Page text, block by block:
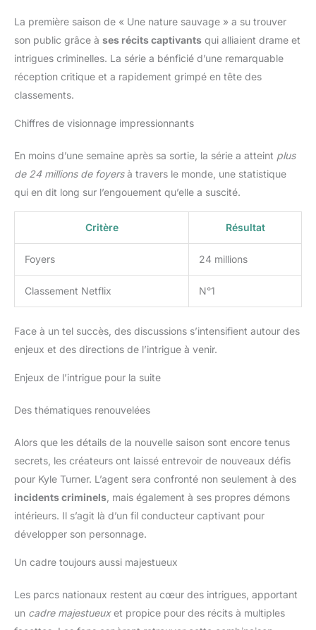
La première saison de « Une nature sauvage » a su trouver
son public grâce à ses récits captivants qui alliaient drame et
intrigues criminelles. La série a bénficié d’une remarquable
réception critique et a rapidement grimpé en tête des
classements.
Chiffres de visionnage impressionnants
En moins d’une semaine après sa sortie, la série a atteint plus
de 24 millions de foyersà travers le monde, une statistique
qui en dit long sur l’engouement qu’elle a suscité.
Critère Résultat
Foyers 24 millions
Classement Netflix N°1
Face à un tel succès, des discussions s’intensifient autour des
enjeux et des directions de l’intrigue à venir.
Enjeux de l’intrigue pour la suite
Des thématiques renouvelées
Alors que les détails de la nouvelle saison sont encore tenus
secrets, les créateurs ont laissé entrevoir de nouveaux défis
pour Kyle Turner. L’agent sera confronté non seulement à des
incidents criminels, mais également à ses propres démons
intérieurs. Il s’agit là d’un fil conducteur captivant pour
développer son personnage.
Un cadre toujours aussi majestueux
Les parcs nationaux restent au cœur des intrigues, apportant
un cadre majestueuxet propice pour des récits à multiples